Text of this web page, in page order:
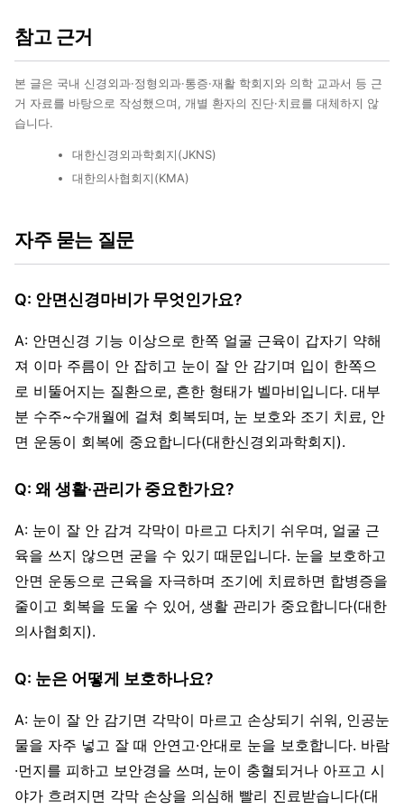
참고 근거
본 글은 국내 신경외과·정형외과·통증·재활 학회지와 의학 교과서 등 근
거 자료를 바탕으로 작성했으며, 개별 환자의 진단·치료를 대체하지 않
습니다.
대한신경외과학회지(JKNS)
대한의사협회지(KMA)
자주 묻는 질문
Q: 안면신경마비가 무엇인가요?
A: 안면신경 기능 이상으로 한쪽 얼굴 근육이 갑자기 약해
져 이마 주름이 안 잡히고 눈이 잘 안 감기며 입이 한쪽으
로 비뚤어지는 질환으로, 흔한 형태가 벨마비입니다. 대부
분 수주~수개월에 걸쳐 회복되며, 눈 보호와 조기 치료, 안
면 운동이 회복에 중요합니다(대한신경외과학회지).
Q: 왜 생활·관리가 중요한가요?
A: 눈이 잘 안 감겨 각막이 마르고 다치기 쉬우며, 얼굴 근
육을 쓰지 않으면 굳을 수 있기 때문입니다. 눈을 보호하고
안면 운동으로 근육을 자극하며 조기에 치료하면 합병증을
줄이고 회복을 도울 수 있어, 생활 관리가 중요합니다(대한
의사협회지).
Q: 눈은 어떻게 보호하나요?
A: 눈이 잘 안 감기면 각막이 마르고 손상되기 쉬워, 인공눈
물을 자주 넣고 잘 때 안연고·안대로 눈을 보호합니다. 바람
·먼지를 피하고 보안경을 쓰며, 눈이 충혈되거나 아프고 시
야가 흐려지면 각막 손상을 의심해 빨리 진료받습니다(대